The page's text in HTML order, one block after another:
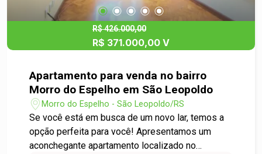
R$ 426.000,00
R$ 371.000,00 V
Apartamento para venda no bairro
Morro do Espelho em São Leopoldo
Morro do Espelho - São Leopoldo/RS
Se você está em busca de um novo lar, temos a
opção perfeita para você! Apresentamos um
aconchegante apartamento localizado no